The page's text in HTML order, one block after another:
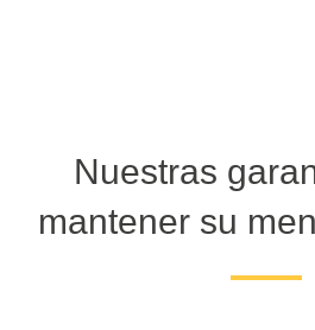
Nuestras
mantener su